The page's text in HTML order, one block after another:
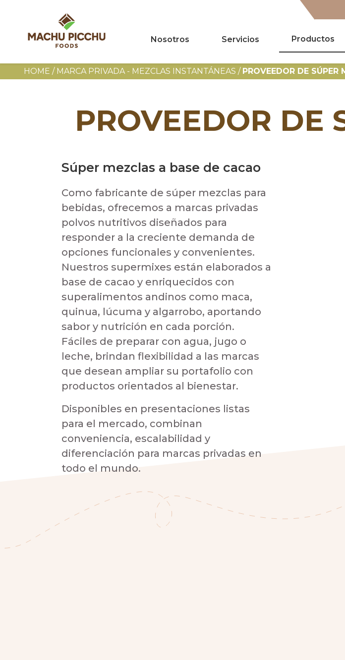
Nosotros Servicios Productos
HOME / MARCA PRIVADA - MEZCLAS INSTANTÁNEAS / PROVEEDOR DE SÚPER
PROVEEDOR DE
Súper mezclas a base de cacao
Como fabricante de súper mezclas para
bebidas, ofrecemos a marcas privadas
polvos nutritivos diseñados para
responder a la creciente demanda de
opciones funcionales y convenientes.
Nuestros supermixes están elaborados a
base de cacao y enriquecidos con
superalimentos andinos como maca,
quinua, lúcuma y algarrobo, aportando
sabor y nutrición en cada porción.
Fáciles de preparar con agua, jugo o
leche, brindan flexibilidad a las marcas
que desean ampliar su portafolio con
productos orientados al bienestar.
Disponibles en presentaciones listas
para el mercado, combinan
conveniencia, escalabilidad y
diferenciación para marcas privadas en
todo el mundo.